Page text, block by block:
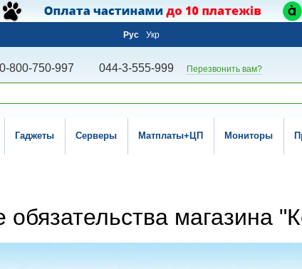
Рус Укр
0-800-750-997 044-3-555-999 Перезвонить вам?
Гаджеты Серверы Матплаты+ЦП Мониторы
обязательства магазина